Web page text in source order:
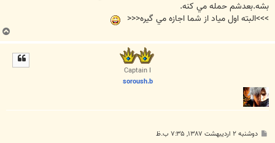
بشه.بعدشم حمله مي کنه.
>>>البته اول مياد از شما اجازه مي گيره<<<
ب
ا
Captain I
soroush.b
پ دوشنبه ۲ اردیبهشت ۱۳۸۷, ۷:۳۵ ب.ظ